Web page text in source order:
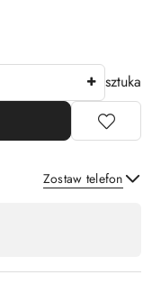
sztuka
Zostaw telefon